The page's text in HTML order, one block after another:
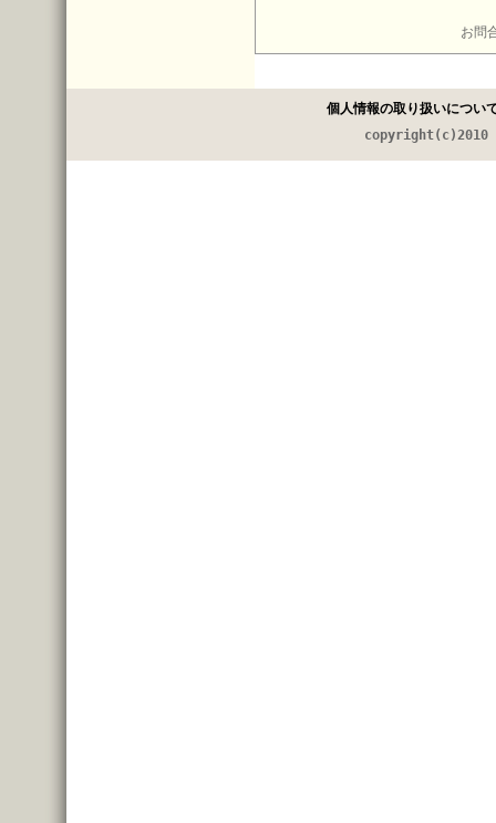
お問
個人情報の取り扱いについ